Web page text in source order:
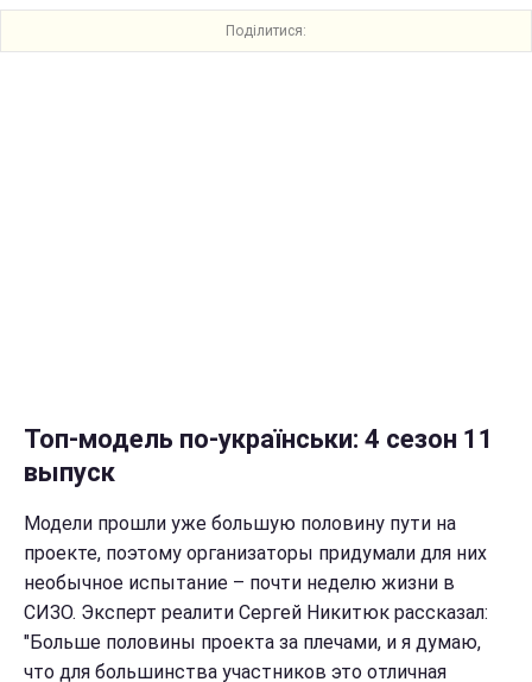
Поділитися:
Топ-модель по-українськи: 4 сезон 11
выпуск
Модели прошли уже большую половину пути на
проекте, поэтому организаторы придумали для них
необычное испытание – почти неделю жизни в
СИЗО. Эксперт реалити Сергей Никитюк рассказал:
"Больше половины проекта за плечами, и я думаю,
что для большинства участников это отличная